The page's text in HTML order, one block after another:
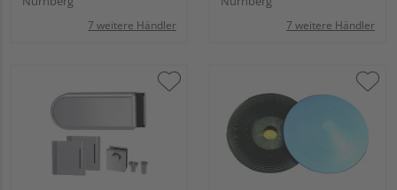
7 weitere Händler 7 weitere Händler